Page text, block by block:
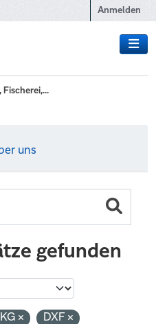
Anmelden
uns
gefunden
DXF